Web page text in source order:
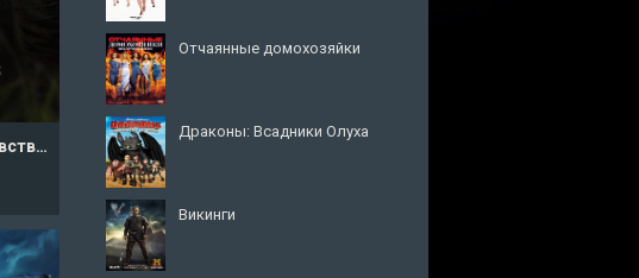
Рыцарь Семи Королевств: Межевой рыцарь
Отчаянные домохозяйки
Драконы: Всадники Олуха
Викинги